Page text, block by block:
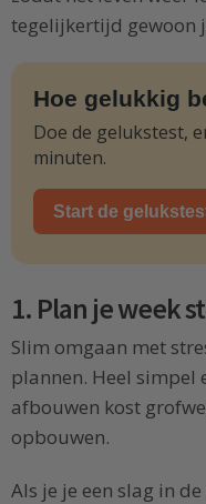
tegelijkertijd gewoon
Hoe gelukkig
Doe de gelukstest,
minuten.
Start de
1. Plan je week
Slim omgaan met
plannen. Heel simpel
afbouwen kost
opbouwen.
Als je je een slag in